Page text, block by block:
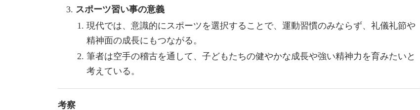
スポーツ習い事の意義
現代では、意識的にスポーツを選択することで、運動習慣のみならず、礼儀礼節や
精神面の成長にもつながる。
筆者は空手の稽古を通して、子どもたちの健やかな成長や強い精神力を育みたいと
考えている。
考察